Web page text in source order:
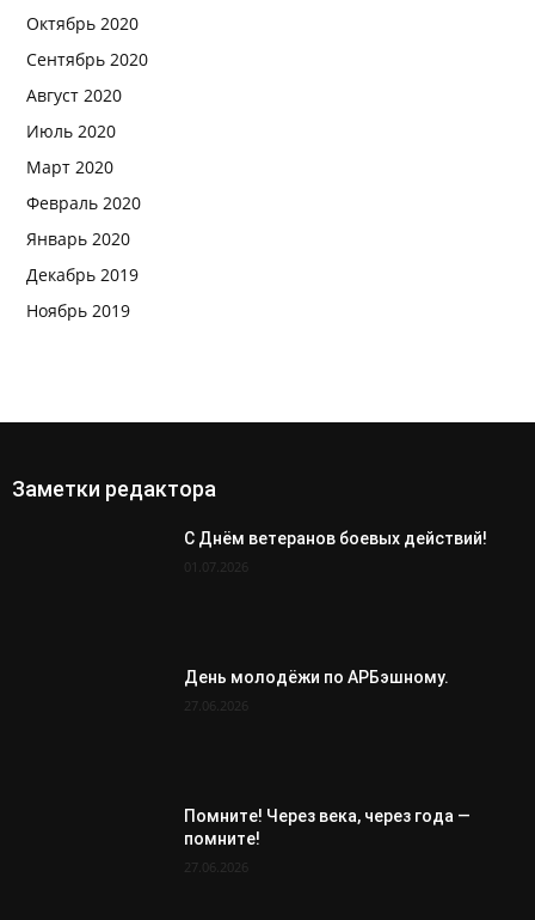
Октябрь 2020
Сентябрь 2020
Август 2020
Июль 2020
Март 2020
Февраль 2020
Январь 2020
Декабрь 2019
Ноябрь 2019
Заметки редактора
С Днём ветеранов боевых действий!
01.07.2026
День молодёжи по АРБэшному.
27.06.2026
Помните! Через века, через года —
помните!
27.06.2026